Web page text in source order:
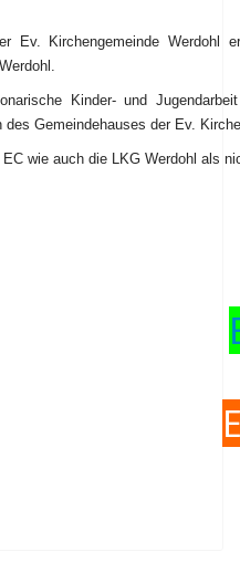
Ev. Kirchengemeinde
Kinder- und
des Gemeindehauses der Ev.
wie auch die LKG Werdohl als